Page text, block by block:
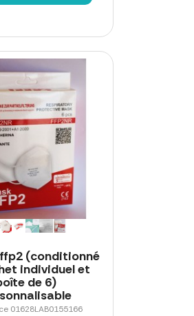
(conditionné
individuel et
de 6)
01628LAB0155166